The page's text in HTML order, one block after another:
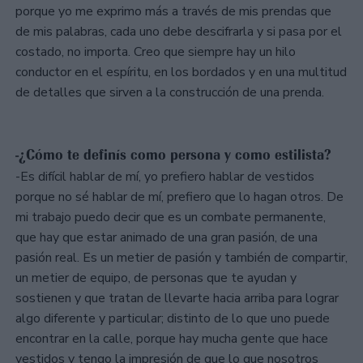
porque yo me exprimo más a través de mis prendas que
de mis palabras, cada uno debe descifrarla y si pasa por el
costado, no importa. Creo que siempre hay un hilo
conductor en el espíritu, en los bordados y en una multitud
de detalles que sirven a la construcción de una prenda.
-¿Cómo te definís como persona y como estilista?
-Es difícil hablar de mí, yo prefiero hablar de vestidos
porque no sé hablar de mí, prefiero que lo hagan otros. De
mi trabajo puedo decir que es un combate permanente,
que hay que estar animado de una gran pasión, de una
pasión real. Es un metier de pasión y también de compartir,
un metier de equipo, de personas que te ayudan y
sostienen y que tratan de llevarte hacia arriba para lograr
algo diferente y particular; distinto de lo que uno puede
encontrar en la calle, porque hay mucha gente que hace
vestidos y tengo la impresión de que lo que nosotros